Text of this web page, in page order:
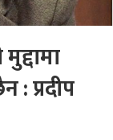
: प्रदीप